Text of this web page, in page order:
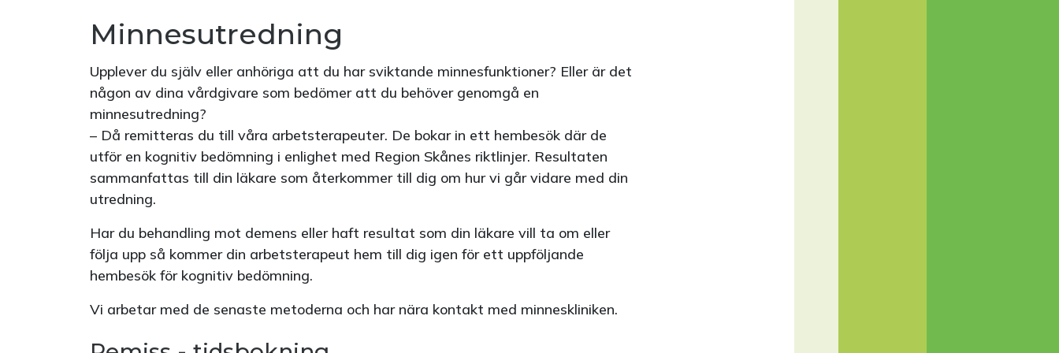
Minnesutredning
Upplever du själv eller anhöriga att du har sviktande minnesfunktioner? Eller är det
någon av dina vårdgivare som bedömer att du behöver genomgå en
minnesutredning?
– Då remitteras du till våra arbetsterapeuter. De bokar in ett hembesök där de
utför en kognitiv bedömning i enlighet med Region Skånes riktlinjer. Resultaten
sammanfattas till din läkare som återkommer till dig om hur vi går vidare med din
utredning.
Har du behandling mot demens eller haft resultat som din läkare vill ta om eller
följa upp så kommer din arbetsterapeut hem till dig igen för ett uppföljande
hembesök för kognitiv bedömning.
Vi arbetar med de senaste metoderna och har nära kontakt med minneskliniken.